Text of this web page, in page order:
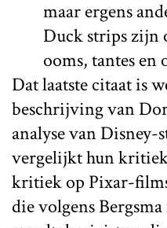
maar ergens
Duck strips zijn
ooms, tantes en
Dat laatste citaat is
beschrijving van
analyse van
vergelijkt hun
kritiek op Pixar-
die volgens